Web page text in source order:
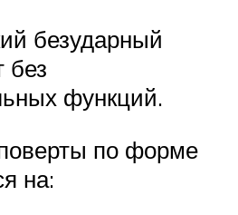
безударный
без
функций.
по форме
на: